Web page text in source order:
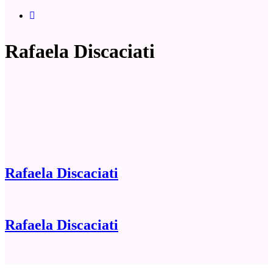
Rafaela Discaciati
Rafaela Discaciati
Rafaela Discaciati